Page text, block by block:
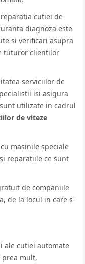
cutiei de
diagnoza este
si verificari asupra
tuturor clientilor
serviciilor de
isi asigura
utilizate in cadrul
de viteze
masinile speciale
reparatiile ce sunt
de companiile
de la locul in care s-
ale cutiei automate
prea mult,